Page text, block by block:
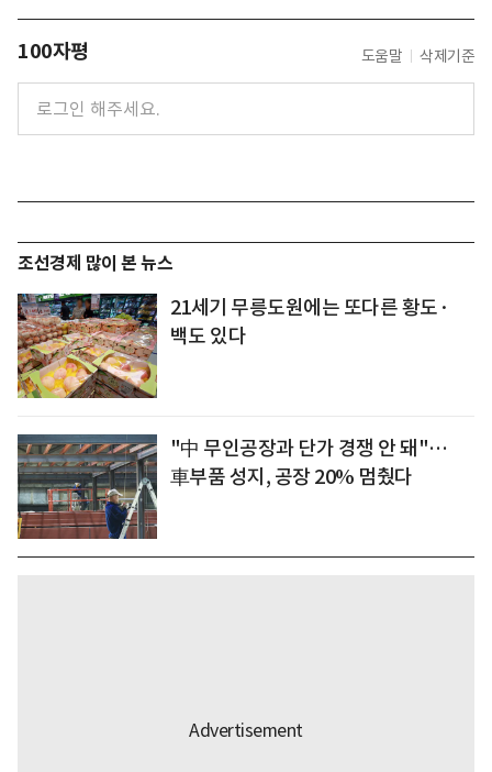
100자평 도움말 삭제기준
조선경제 많이 본 뉴스
21세기 무릉도원에는 또다른 황도·
백도 있다
"中 무인공장과 단가 경쟁 안 돼"…
車부품 성지, 공장 20% 멈췄다